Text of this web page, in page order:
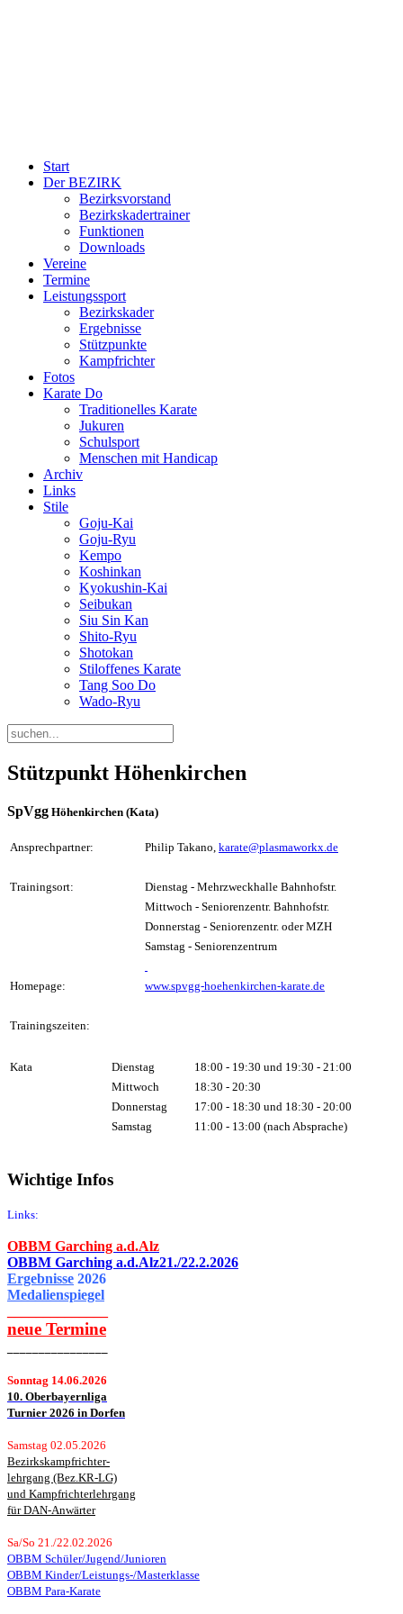
Start
Der BEZIRK
Bezirksvorstand
Bezirkskadertrainer
Funktionen
Downloads
Vereine
Termine
Leistungssport
Bezirkskader
Ergebnisse
Stützpunkte
Kampfrichter
Fotos
Karate Do
Traditionelles Karate
Jukuren
Schulsport
Menschen mit Handicap
Archiv
Links
Stile
Goju-Kai
Goju-Ryu
Kempo
Koshinkan
Kyokushin-Kai
Seibukan
Siu Sin Kan
Shito-Ryu
Shotokan
Stiloffenes Karate
Tang Soo Do
Wado-Ryu
Stützpunkt Höhenkirchen
SpVgg Höhenkirchen (Kata)
Ansprechpartner: Philip Takano, karate@plasmaworkx.de
Trainingsort:
Dienstag - Mehrzweckhalle Bahnhofstr.
Mittwoch - Seniorenzentr. Bahnhofstr.
Donnerstag - Seniorenzentr. oder MZH
Samstag - Seniorenzentrum
Homepage: www.spvgg-hoehenkirchen-karate.de
Trainingszeiten:
Kata Dienstag
18:00 - 19:30 und 19:30 - 21:00
Mittwoch
18:30 - 20:30
Donnerstag
17:00 - 18:30 und 18:30 - 20:00
Samstag
11:00 - 13:00 (nach Absprache)
Wichtige Infos
Links:
OBBM Garching a.d.Alz
OBBM Garching a.d.Alz21./22.2.2026
Ergebnisse 2026
Medalienspiegel
neue Termine
Sonntag 14.06.2026
10. Oberbayernliga
Turnier 2026 in Dorfen
Samstag 02.05.2026
Bezirkskampfrichter-
lehrgang (Bez.KR-LG)
und Kampfrichterlehrgang
für DAN-Anwärter
Sa/So 21./22.02.2026
OBBM Schüler/Jugend/Junioren
OBBM Kinder/Leistungs-/Masterklasse
OBBM Para-Karate